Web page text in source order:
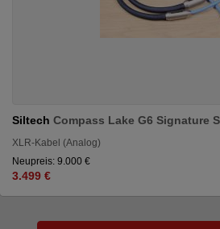
Siltech Compass Lake G6 Signature
XLR-Kabel (Analog)
Neupreis: 9.000 €
3.499 €